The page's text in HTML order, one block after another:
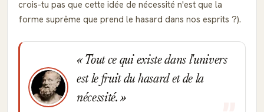
crois-tu pas que cette idée de nécessité n'est que la
forme suprême que prend le hasard dans nos esprits ?).
Tout ce qui existe dans l'univers
est le fruit du hasard et de la
nécessité.